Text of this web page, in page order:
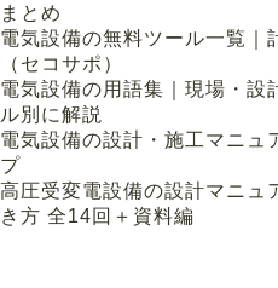
まとめ
電気設備の無料ツール一覧｜
（セコサポ）
電気設備の用語集｜現場・設
ル別に解説
電気設備の設計・施工マニュ
プ
高圧受変電設備の設計マニュ
き方 全14回＋資料編